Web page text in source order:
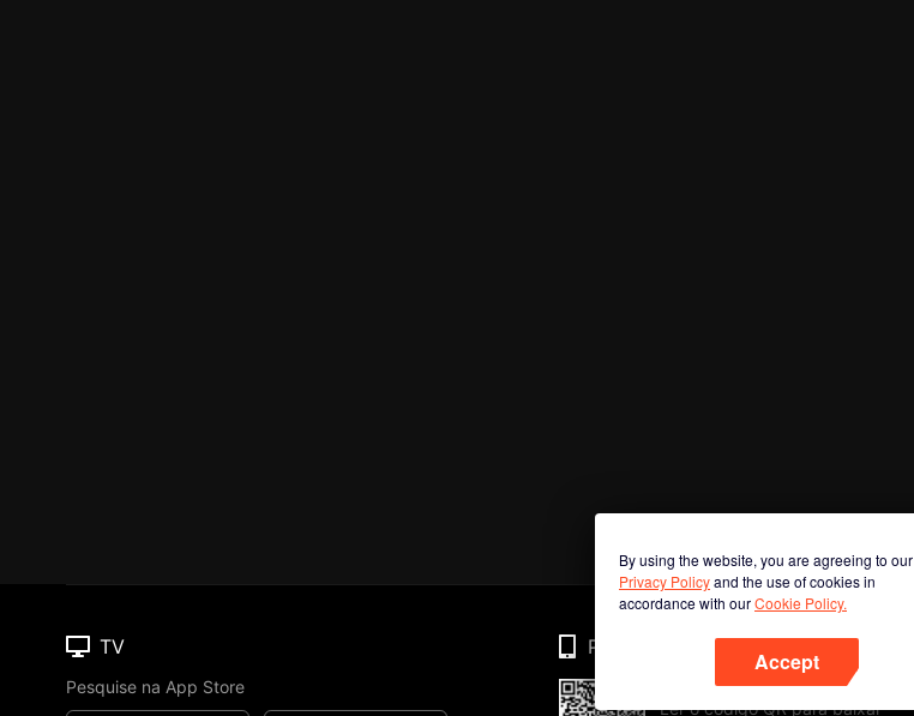
By using the website, you are agreeing to our
Privacy Policyand the use of cookies in
accordance with ourCookie Policy.
Accept
TV
Pesquise na App Store
Phone
Ler o código QR para baixar